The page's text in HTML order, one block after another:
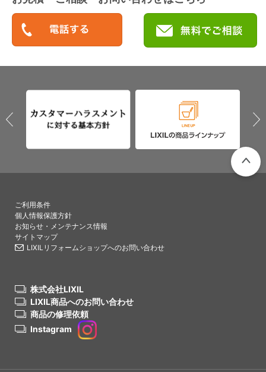
ご利用条件
個人情報保護方針
お知らせ・メンテナンス情報
サイトマップ
LIXILリフォームショップへのお問い合わせ
株式会社LIXIL
LIXIL商品へのお問い合わせ
商品の修理依頼
Instagram